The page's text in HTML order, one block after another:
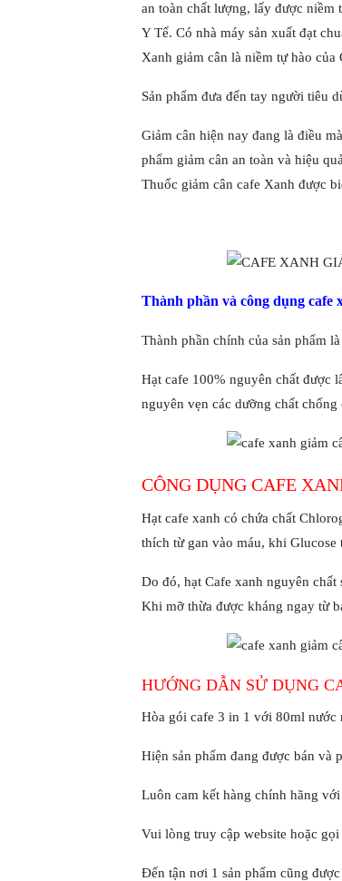
an toàn chất lượng, lấy được niềm
Y Tế. Có nhà máy sản xuất đạt
Xanh giảm cân là niềm tự hào
Sản phẩm đưa đến tay người tiêu
Giảm cân hiện nay đang là điều
phẩm giảm cân an toàn và hiệu
Thuốc giảm cân cafe Xanh được
Thành phần và công dụng cafe
Thành phần chính của sản phẩm
Hạt cafe 100% nguyên chất được
nguyên vẹn các dưỡng chất
CÔNG DỤNG CAFE
Hạt cafe xanh có chứa chất
thích từ gan vào máu, khi
Do đó, hạt Cafe xanh nguyên
Khi mỡ thừa được kháng ngay từ
HƯỚNG DẪN SỬ DỤNG
Hòa gói cafe 3 in 1 với 80ml
Hiện sản phẩm đang được bán và
Luôn cam kết hàng chính hãng
Vui lòng truy cập website hoặc gọi
Đến tận nơi 1 sản phẩm cũng